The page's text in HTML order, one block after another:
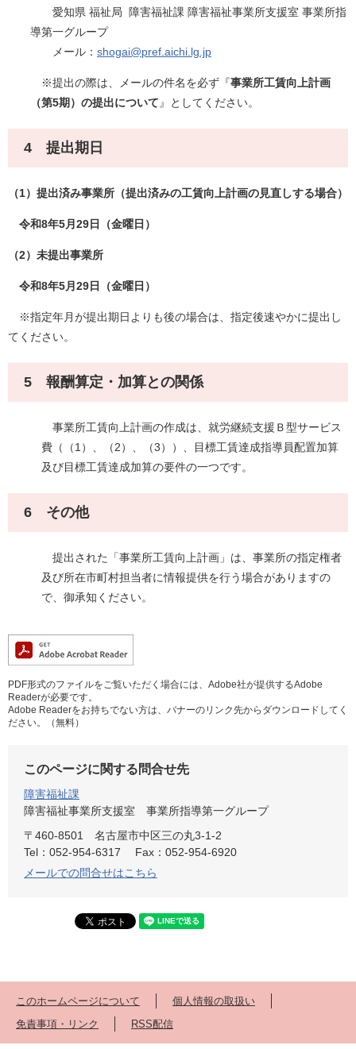
愛知県 福祉局 障害福祉課 障害福祉事業所支援室 事業所指
導第一グループ
メール： shogai@pref.aichi.lg.jp
※提出の際は、メールの件名を必ず『事業所工賃向上計画
（第5期）の提出について』としてください。
4 提出期日
（1）提出済み事業所（提出済みの工賃向上計画の見直しする場合）
令和8年5月29日（金曜日）
​（2）未提出事業所
令和8年5月29日（金曜日）
※指定年月が提出期日よりも後の場合は、指定後速やかに提出し
てください。
5 報酬算定・加算との関係
事業所工賃向上計画の作成は、就労継続支援Ｂ型サービス
費（（1）、（2）、（3））、目標工賃達成指導員配置加算
及び目標工賃達成加算の要件の一つです。
6 その他
提出された「事業所工賃向上計画」は、事業所の指定権者
及び所在市町村担当者に情報提供を行う場合がありますの
で、御承知ください。
PDF形式のファイルをご覧いただく場合には、Adobe社が提供するAdobe
Readerが必要です。
Adobe Readerをお持ちでない方は、バナーのリンク先からダウンロードしてく
ださい。（無料）
このページに関する問合せ先
障害福祉課
障害福祉事業所支援室 事業所指導第一グループ
〒460-8501
名古屋市中区三の丸3-1-2
Tel：052-954-6317
Fax：052-954-6920
メールでの問合せはこちら
このホームページについて
個人情報の取扱い
免責事項・リンク
RSS配信